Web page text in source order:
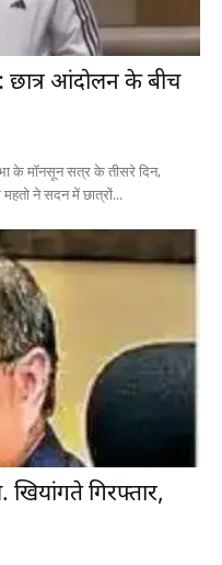
छात्र आंदोलन के बीच
के मॉनसून सत्र के तीसरे दिन,
महतो ने सदन में छात्रों...
गिरफ्तार,